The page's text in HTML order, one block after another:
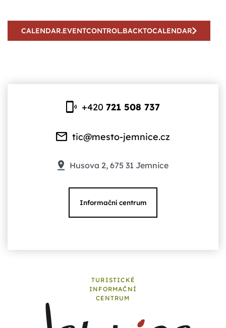
CALENDAR.EVENTCONTROL.BACKTOCALENDAR
+420721 508 737
tic@mesto-jemnice.cz
Husova 2, 675 31 Jemnice
Informační centrum
TURISTICKÉ
INFORMAČNÍ
CENTRUM